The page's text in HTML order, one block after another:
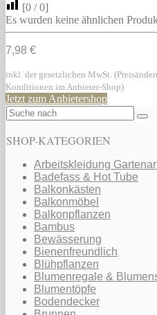
[0 /0]
Es wurden keine ähnlichen
7,98 €
inkl. der gesetzlichen MwSt.
Konditionen im Anbieter-Shop)
Jetzt zum Anbietershop
SHOP-KATEGORIEN
Arbeitskleidung
Badefass & Hot Tube
Balkonkästen
Balkonmöbel
Balkonpflanzen
Bambus
Bewässerung
Bienenfreundlich
Blühpflanzen
Blumenregale &
Blumentöpfe
Bodendecker